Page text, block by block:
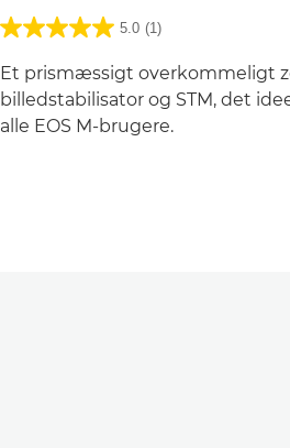
5.0 (1)
Et prismæssigt overkommeligt
billedstabilisator og STM, det
alle EOS M-brugere.